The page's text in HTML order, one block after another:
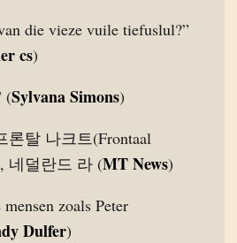
die vieze vuile tiefuslul?”
cs)
(Sylvana Simons)
론탈 나크트(Frontaal
네덜란드 라 (MT News)
zoals Peter
Dulfer)